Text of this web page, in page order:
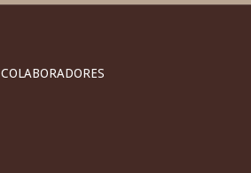
COLABORADORES